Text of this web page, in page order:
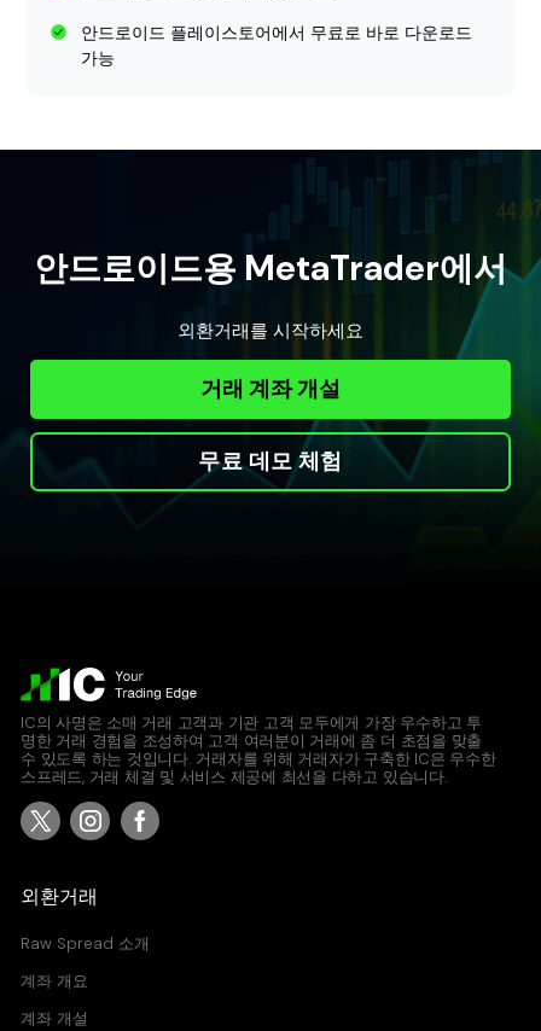
안드로이드 플레이스토어에서 무료로 바로 다운로드
가능
안드로이드용 MetaTrader에서
외환거래를 시작하세요
거래 계좌 개설
무료 데모 체험
IC의 사명은 소매 거래 고객과 기관 고객 모두에게 가장 우수하고 투
명한 거래 경험을 조성하여 고객 여러분이 거래에 좀 더 초점을 맞출
수 있도록 하는 것입니다. 거래자를 위해 거래자가 구축한 IC은 우수한
스프레드, 거래 체결 및 서비스 제공에 최선을 다하고 있습니다.
외환거래
Raw Spread 소개
계좌 개요
계좌 개설